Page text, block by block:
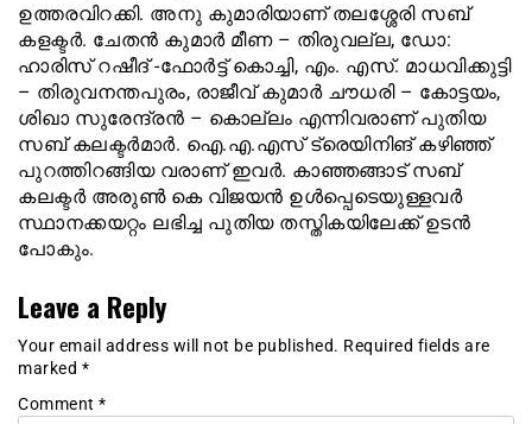
ഉത്തരവിറക്കി. അനു കുമാരിയാണ് തലശ്ശേരി സബ്
കളക്ടര്‍. ചേതന്‍ കുമാര്‍ മീണ – തിരുവല്ല, ഡോ:
ഹാരിസ് റഷീദ് -ഫോര്‍ട്ട് കൊച്ചി, എം. എസ്. മാധവിക്കുട്ടി
– തിരുവനന്തപുരം, രാജീവ് കുമാര്‍ ചൗധരി – കോട്ടയം,
ശിഖാ സുരേന്ദ്രന്‍ – കൊല്ലം എന്നിവരാണ് പുതിയ
സബ് കലക്ടര്‍മാര്‍. ഐ.എ.എസ് ട്രെയിനിങ് കഴിഞ്ഞ്
പുറത്തിറങ്ങിയ വരാണ് ഇവര്‍. കാഞ്ഞങ്ങാട് സബ്
കലക്ടര്‍ അരുണ്‍ കെ വിജയന്‍ ഉള്‍പ്പെടെയുള്ളവര്‍
സ്ഥാനക്കയറ്റം ലഭിച്ച പുതിയ തസ്തികയിലേക്ക് ഉടന്‍
പോകും.
Leave a Reply
Your email address will not be published. Required fields are
marked *
Comment *